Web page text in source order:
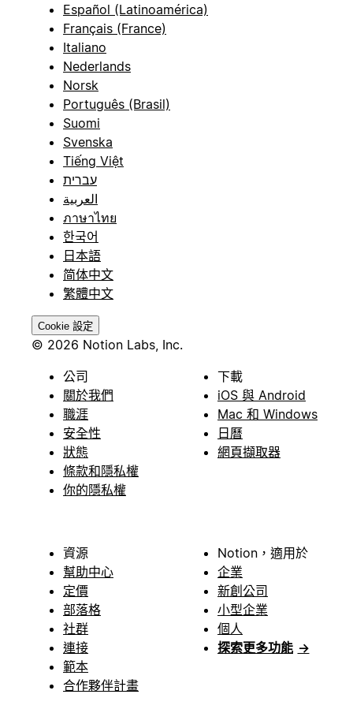
Español (Latinoamérica)
Français (France)
Italiano
Nederlands
Norsk
Português (Brasil)
Suomi
Svenska
Tiếng Việt
עברית
العربية
ภาษาไทย
한국어
日本語
简体中文
繁體中文
Cookie 設定
© 2026 Notion Labs, Inc.
公司
關於我們
職涯
安全性
狀態
條款和隱私權
你的隱私權
下載
iOS 與 Android
Mac 和 Windows
日曆
網頁擷取器
資源
幫助中心
定價
部落格
社群
連接
範本
合作夥伴計畫
Notion，適用於
企業
新創公司
小型企業
個人
探索更多功能 →